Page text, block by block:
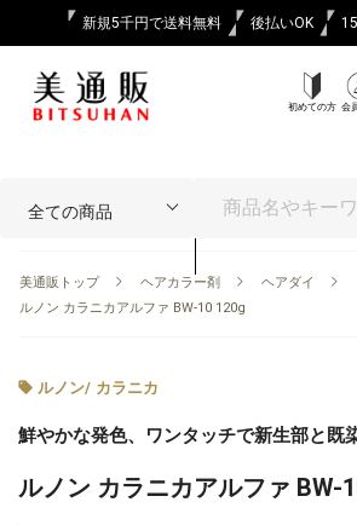
新規5千円で送料無料 後払いOK
初めての方 会
美通販トップ ヘアカラー剤
ヘアダイ
ルノン カラニカアルファ BW-10 120g
ルノン/ カラニカ
鮮やかな発色、ワンタッチで新生部と既
ルノン カラニカアルファ BW-